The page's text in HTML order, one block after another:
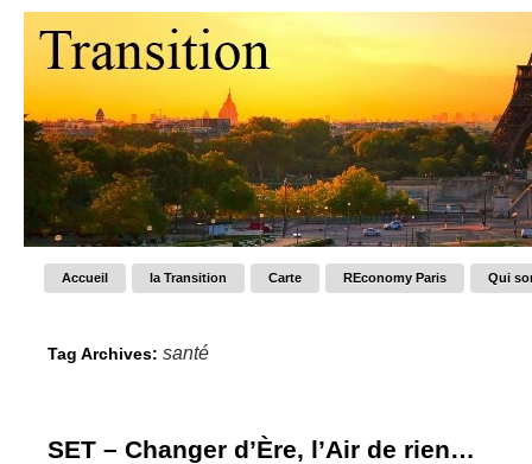
Accueil la Transition Carte REconomy Paris Qui
Tag Archives: santé
SET – Changer d’Ère, l’Air de rien…